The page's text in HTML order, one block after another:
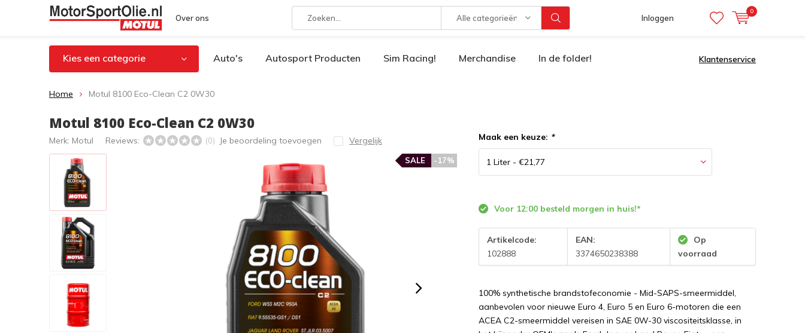
Over ons Alle categorieën Inloggen
0
Kies een categorie Auto's Autosport Producten Sim Racing! Merchandise In de folder! Klantenservice
Home Motul 8100 Eco-Clean C2 0W30
Motul 8100 Eco-Clean C2 0W30
Merk: Motul Reviews: (0) Je beoordeling toevoegen Vergelijk
-17%
SALE
Maak een keuze: *
Voor 12:00 besteld morgen in huis!*
Artikelcode:
102888
EAN:
3374650238388
Op
voorraad
100% synthetische brandstofeconomie - Mid-SAPS-smeermiddel,
aanbevolen voor nieuwe Euro 4, Euro 5 en Euro 6-motoren die een
ACEA C2-smeermiddel vereisen in SAE 0W-30 viscositeitsklasse, in